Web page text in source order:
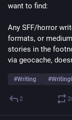
want to find:
Any SFF/horror
formats, or
stories in the
via geocache,
#Writing #
2